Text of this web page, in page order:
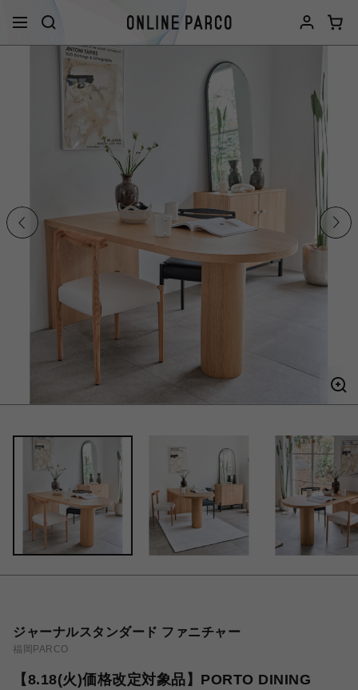
ジャーナルスタンダード ファニチャー
福岡PARCO
【8.18(火)価格改定対象品】PORTO DINING